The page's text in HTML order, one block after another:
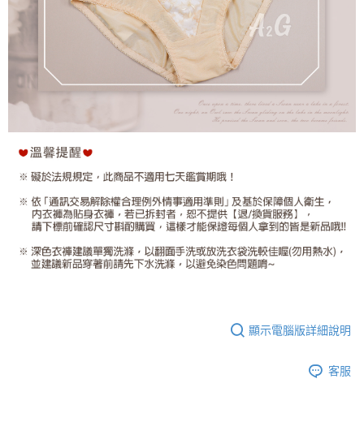
顯示電腦版詳細說明
客服